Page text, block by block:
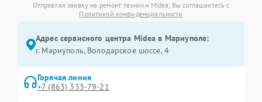
Отправляя заявку на ремонт техники Midea, Вы соглашаетесь с
Политикой конфиденциальности
Адрес сервисного центра Midea в Мариуполе:
г. Мариуполь, Володарское шоссе, 4
Горячая линия
+7 (863) 333-79-21